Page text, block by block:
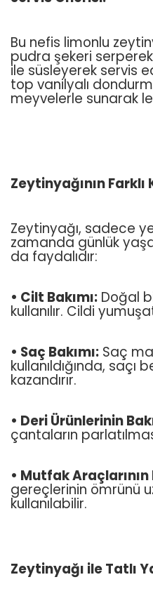
Bu nefis limonlu
pudra şekeri
ile süsleyerek servis
top vanilyalı
meyvelerle sunarak
Zeytinyağının Farklı
Zeytinyağı, sadece
zamanda günlük
da faydalıdır:
• Cilt Bakımı: Doğal
kullanılır. Cildi
• Saç Bakımı: Saç
kullanıldığında, saçı
kazandırır.
• Deri Ürünlerinin
çantaların
• Mutfak Araçlarının
gereçlerinin ömrünü
kullanılabilir.
Zeytinyağı ile Tatlı